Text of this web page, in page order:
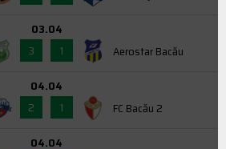
03.04
3
1 Aerostar Bacău
04.04
2
1 FC Bacău 2
04.04